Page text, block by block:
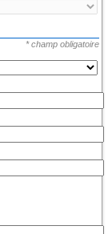
* champ obligatoire